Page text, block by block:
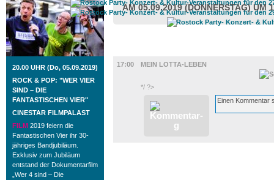
20.00 UHR (Do, 05.09.2019)
ROCK & POP: "WER VIER
SIND – DIE
FANTASTISCHEN VIER"
CINESTAR FILMPALAST
FILM 2019 feiern die
Fantastischen Vier ihr 30-
jähriges Bandjubiläum.
Exklusiv zum Jubiläum
entstand der Dokumentarfilm
„Wer 4 sind – Die
AM 05.09.2019 (DONNERSTAG) UM
17:00
MEIN LOTTA-LEBEN
*/ ?>